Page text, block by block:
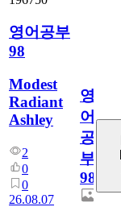
영어공부
98
Modest
Radiant
Ashley
2
0
0
26.08.07
영
어
공
부
98